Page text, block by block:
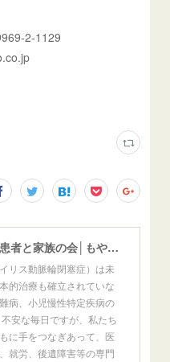
2-1129
もやもや病の患者と家族の会│もやの会
リス動脈輪閉塞症）は未
的治療も確立されていな
病、小児慢性特定疾病の
安な毎日ですが、私たち
に手をつなぎあって、医
就労、後遺障害等の専門